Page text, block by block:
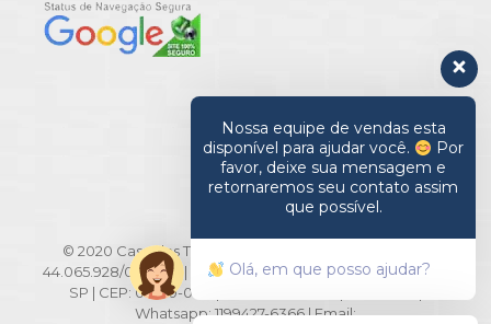
© 2020 Casa das Toalhas. All Rights Reserved | CNPJ:
44.065.928/0001-20 | Rua Barão de Ladário, 516/518 - Brás -
SP | CEP: 03010-000 | TEL: 11-2694-3371 | 2694-3291 |
Whatsapp: 1199427-6366 | Email:
Nossa equipe de vendas esta
disponível para ajudar você.
Por
favor, deixe sua mensagem e
retornaremos seu contato assim
que possível.
Olá, em que posso ajudar?